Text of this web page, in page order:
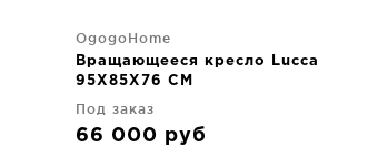
OgogoHome
Вращающееся кресло Lucca
95X85X76 CM
Под заказ
66 000 руб